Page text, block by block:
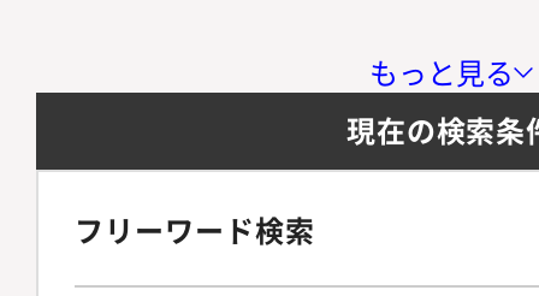
もっと見る
現在の検索条
フリーワード検索